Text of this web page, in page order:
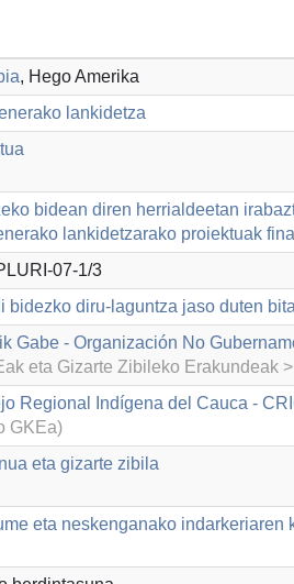
, Hego Amerika
lankidetza
bidean diren herrialdeetan
lankidetzarako proiektuak
07-1/3
bidezko diru-laguntza jaso duten
Gabe - Organización No
eta Gizarte Zibileko Erakundeak
Regional Indígena del Cauca -
GKEa)
eta gizarte zibila
eta neskenganako indarkeriaren